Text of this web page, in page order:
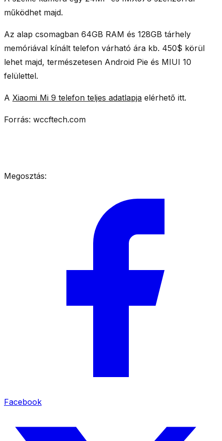
működhet majd.
Az alap csomagban 64GB RAM és 128GB tárhely
memóriával kínált telefon várható ára kb. 450$ körül
lehet majd, természetesen Android Pie és MIUI 10
felülettel.
A Xiaomi Mi 9 telefon teljes adatlapja elérhető itt.
Forrás: wccftech.com
Megosztás:
Facebook